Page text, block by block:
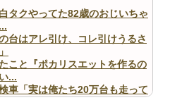
タクやってた82歳のおじいちゃ
台はアレ引け、コレ引けうるさ
こと『ポカリスエットを作るの
...
車「実は俺たち20万台も走って